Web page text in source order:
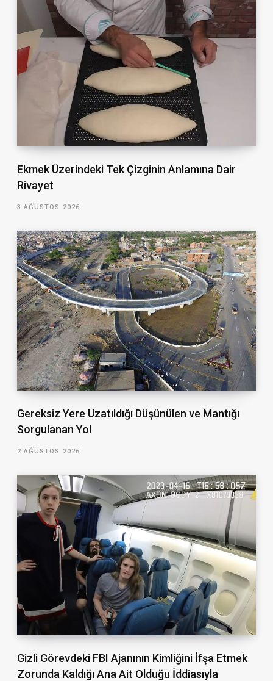
Ekmek Üzerindeki Tek Çizginin Anlamına Dair
Rivayet
3 AĞUSTOS 2026
Gereksiz Yere Uzatıldığı Düşünülen ve Mantığı
Sorgulanan Yol
2 AĞUSTOS 2026
Gizli Görevdeki FBI Ajanının Kimliğini İfşa Etmek
Zorunda Kaldığı Ana Ait Olduğu İddiasıyla